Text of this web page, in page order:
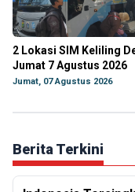
2 Lokasi SIM Keliling
Jumat 7 Agustus 2026
Jumat, 07 Agustus 2026
Berita Terkini